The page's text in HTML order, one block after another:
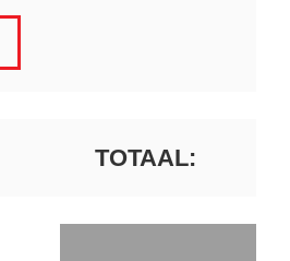
TOTAAL: